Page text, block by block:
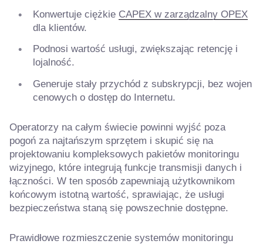
Konwertuje ciężkie CAPEX w zarządzalny OPEX
dla klientów.
Podnosi wartość usługi, zwiększając retencję i
lojalność.
Generuje stały przychód z subskrypcji, bez wojen
cenowych o dostęp do Internetu.
Operatorzy na całym świecie powinni wyjść poza
pogoń za najtańszym sprzętem i skupić się na
projektowaniu kompleksowych pakietów monitoringu
wizyjnego, które integrują funkcje transmisji danych i
łączności. W ten sposób zapewniają użytkownikom
końcowym istotną wartość, sprawiając, że usługi
bezpieczeństwa staną się powszechnie dostępne.
Prawidłowe rozmieszczenie systemów monitoringu